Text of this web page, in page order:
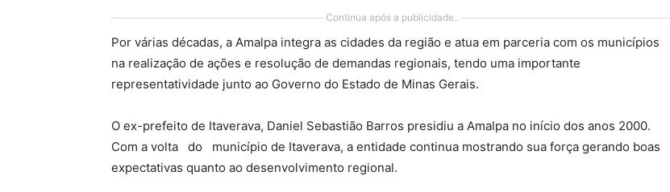
Continua após a publicidade..
Por várias décadas, a Amalpa integra as cidades da região e atua em parceria com os municípios
na realização de ações e resolução de demandas regionais, tendo uma importante
representatividade junto ao Governo do Estado de Minas Gerais.
O ex-prefeito de Itaverava, Daniel Sebastião Barros presidiu a Amalpa no início dos anos 2000.
Com a volta do município de Itaverava, a entidade continua mostrando sua força gerando boas
expectativas quanto ao desenvolvimento regional.